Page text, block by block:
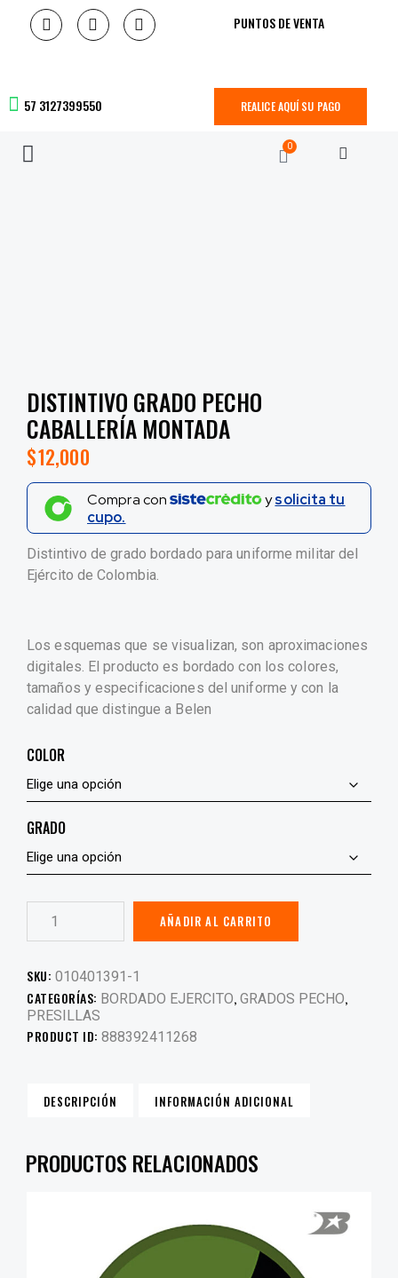
PUNTOS DE VENTA
57 3127399550 REALICE AQUÍ SU PAGO
0
DISTINTIVO GRADO PECHO
CABALLERÍA MONTADA
$12,000
Compra con ysolicita tu
cupo.
Distintivo de grado bordado para uniforme militar del
Ejército de Colombia.
Los esquemas que se visualizan, son aproximaciones
digitales. El producto es bordado con los colores,
tamaños y especificaciones del uniforme y con la
calidad que distingue a Belen
COLOR
GRADO
AÑADIR AL CARRITO
SKU: 010401391-1
CATEGORÍAS: BORDADO EJERCITO, GRADOS PECHO,
PRESILLAS
PRODUCT ID: 888392411268
DESCRIPCIÓN INFORMACIÓN ADICIONAL
PRODUCTOS RELACIONADOS